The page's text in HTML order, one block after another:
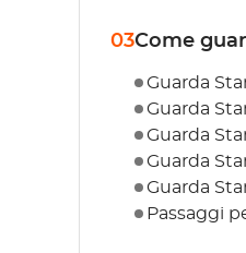
03Come
Guarda
Guarda
Guarda
Guarda
Guarda
Passaggi